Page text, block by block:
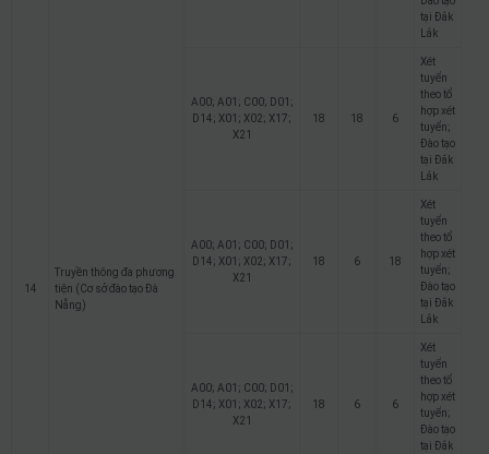
14
Truyền thông đa phương
tiện (Cơ sở đào tạo Đà
Nẵng)
tại Đắk
Lắk
A00; A01; C00; D01;
D14; X01; X02; X17;
X21
18 18 6
Xét
tuyển
theo tổ
hợp xét
tuyển;
Đào tạo
tại Đắk
Lắk
A00; A01; C00; D01;
D14; X01; X02; X17;
X21
18 6 18
Xét
tuyển
theo tổ
hợp xét
tuyển;
Đào tạo
tại Đắk
Lắk
A00; A01; C00; D01;
D14; X01; X02; X17;
X21
18 6 6
Xét
tuyển
theo tổ
hợp xét
tuyển;
Đào tạo
tại Đắk